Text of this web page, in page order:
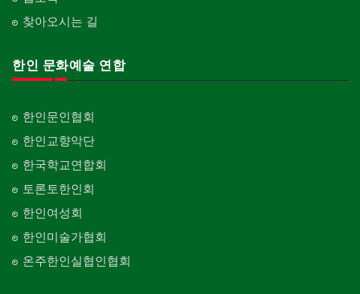
찾아오시는 길
한인 문화예술 연합
한인문인협회
한인교향악단
한국학교연합회
토론토한인회
한인여성회
한인미술가협회
온주한인실협인협회